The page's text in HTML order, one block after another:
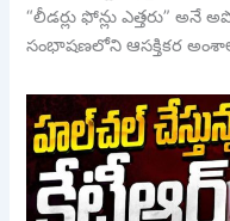
“లీడర్లు ఫోన్లు ఎత్తరు”
సంభాషణలోని ఆసక్తికర